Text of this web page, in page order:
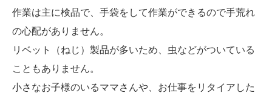
作業は主に検品で、手袋をして作業ができるので手荒れ
の心配がありません。
リベット（ねじ）製品が多いため、虫などがついている
こともありません。
小さなお子様のいるママさんや、お仕事をリタイアした